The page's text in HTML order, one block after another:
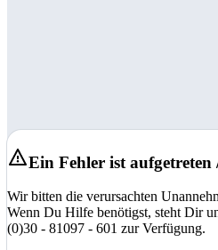
Ein Fehler ist
Wir bitten die verursachten
Wenn Du Hilfe benötigst, steht Dir
(0)30 - 81097 - 601 zur Verfügung.